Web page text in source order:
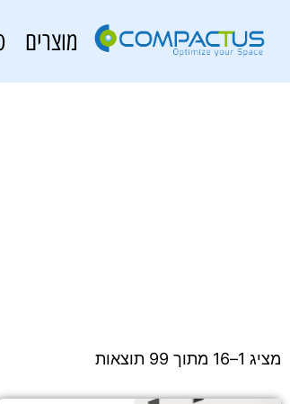
מוצרים
מציג 1–16 מתוך 99 תוצאות